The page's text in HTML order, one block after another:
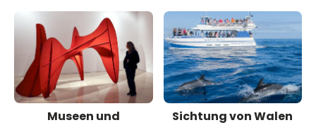
Museen und
Sichtung von Walen